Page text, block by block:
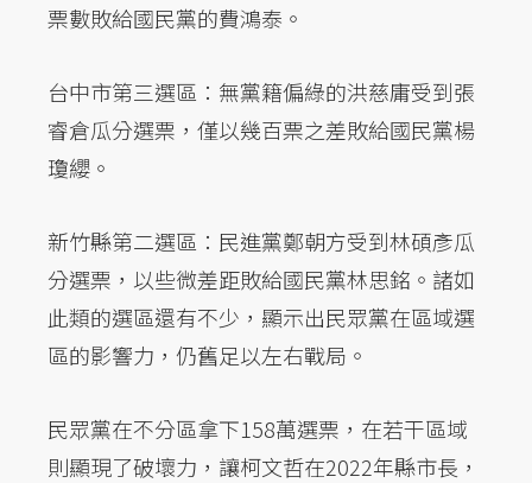
票數敗給國民黨的費鴻泰。
台中市第三選區：無黨籍偏綠的洪慈庸受到張
睿倉瓜分選票，僅以幾百票之差敗給國民黨楊
瓊纓。
新竹縣第二選區：民進黨鄭朝方受到林碩彥瓜
分選票，以些微差距敗給國民黨林思銘。諸如
此類的選區還有不少，顯示出民眾黨在區域選
區的影響力，仍舊足以左右戰局。
民眾黨在不分區拿下158萬選票，在若干區域
則顯現了破壞力，讓柯文哲在2022年縣市長，